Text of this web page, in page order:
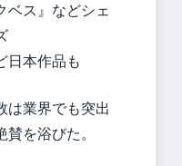
ベス』などシェ
日本作品も
は業界でも突出
を浴びた。